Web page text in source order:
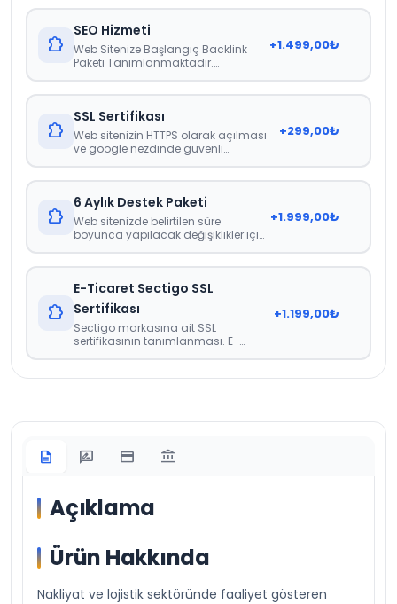
extension
SEO Hizmeti
Web Sitenize Başlangıç Backlink
Paketi Tanımlanmaktadır.
+1.499,00₺
extension
SSL Sertifikası
Web sitenizin HTTPS olarak açılması
ve google nezdinde güvenli
+299,00₺
extension
6 Aylık Destek Paketi
Web sitenizde belirtilen süre
boyunca yapılacak değişiklikler için
güncellemeleri gibi web sitenizdeki
genel güncellemeler noktasında
destek paketidir.
+1.999,00₺
extension
E-Ticaret Sectigo SSL
Sertifikası
Sectigo markasına ait SSL
sertifikasının tanımlanması. E-
+1.199,00₺
description rate_review credit_card account_balance
Açıklama
Ürün Hakkında
Nakliyat ve lojistik sektöründe faaliyet gösteren